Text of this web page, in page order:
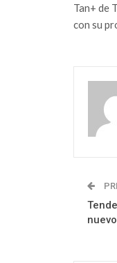
Tan+ de
con su